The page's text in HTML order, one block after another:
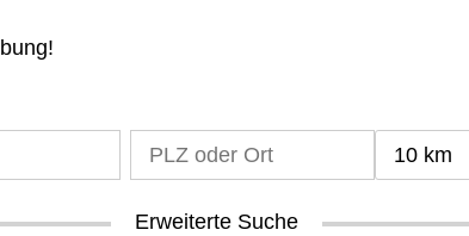
10 km
Erweiterte Suche